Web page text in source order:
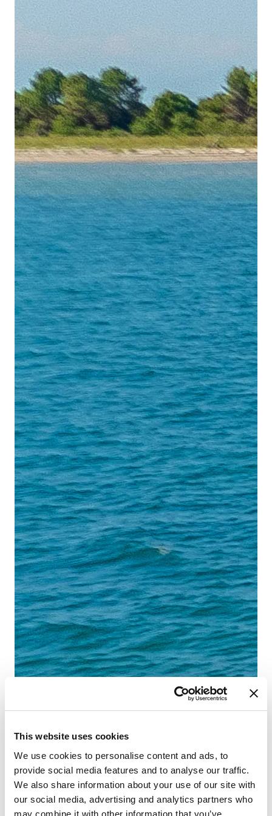
This website uses cookies
We use cookies to personalise content and ads, to
provide social media features and to analyse our traffic.
We also share information about your use of our site with
our social media, advertising and analytics partners who
may combine it with other information that you’ve